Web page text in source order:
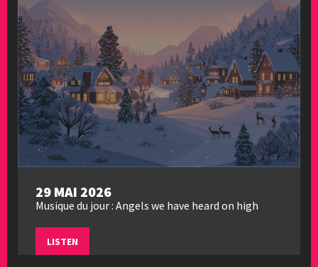
29 MAI 2026
Musique du jour : Angels we have heard on high
LISTEN